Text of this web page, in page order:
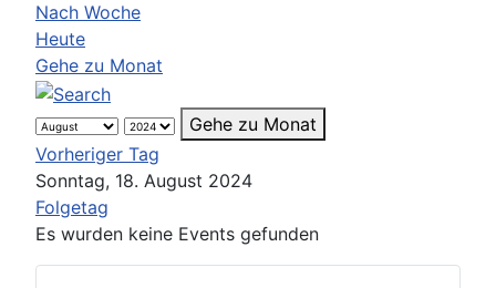
Nach Woche
Heute
Gehe zu Monat
Gehe zu Monat
Vorheriger Tag
Sonntag, 18. August 2024
Folgetag
Es wurden keine Events gefunden